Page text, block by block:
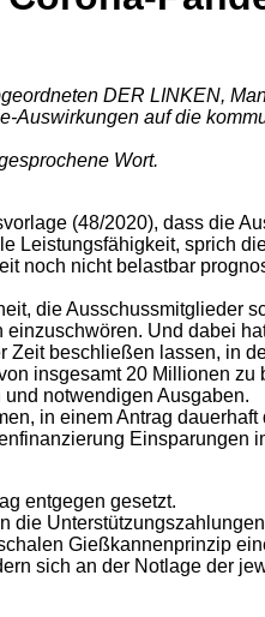
DER LINKEN,
Auswirkungen auf die
Wort.
(48/2020), dass die
Leistungsfähigkeit, sprich
noch nicht belastbar
die Ausschussmitglieder
Und dabei
Zeit beschließen lassen, in
insgesamt 20 Millionen zu
notwendigen Ausgaben.
in einem Antrag dauerhaft
Einsparungen
entgegen gesetzt.
die
Gießkannenprinzip
sich an der Notlage der